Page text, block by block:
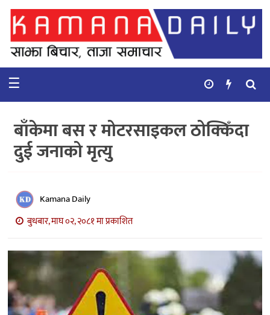
गृहपृष्ठ
समाचार
कुटनिती
कुराकानी
अर्थ
बाणिज्य
भिडियो
सिफारिस
☰
बाँकेमा बस र मोटरसाइकल ठोक्किँदा
दुई जनाको मृत्यु
Kamana Daily
बुधबार, माघ ०२, २०८१ मा प्रकाशित